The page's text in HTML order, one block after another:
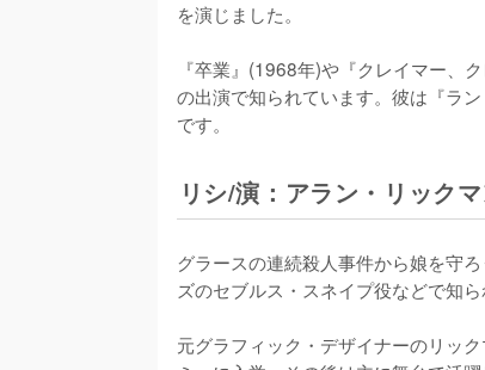
を演じました。
『卒業』(1968年)や『クレイマー、
の出演で知られています。彼は『ラ
です。
リシ/演：アラン・リック
グラースの連続殺人事件から娘を守
ズのセブルス・スネイプ役などで知
元グラフィック・デザイナーのリッ